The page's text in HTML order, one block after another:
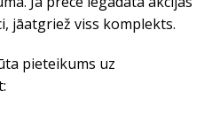
jāatgriež viss komplekts.
pieteikums uz